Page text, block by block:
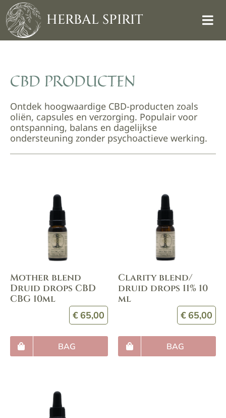
Skip
to
content
HERBAL SPIRIT
CBD PRODUCTEN
Ontdek hoogwaardige CBD-producten zoals
oliën, capsules en verzorging. Populair voor
ontspanning, balans en dagelijkse
ondersteuning zonder psychoactieve werking.
Mother blend
Druid drops CBD
CBG 10ml
€ 65,00
BAG
Clarity blend/
druid drops 11% 10
ml
€ 65,00
BAG